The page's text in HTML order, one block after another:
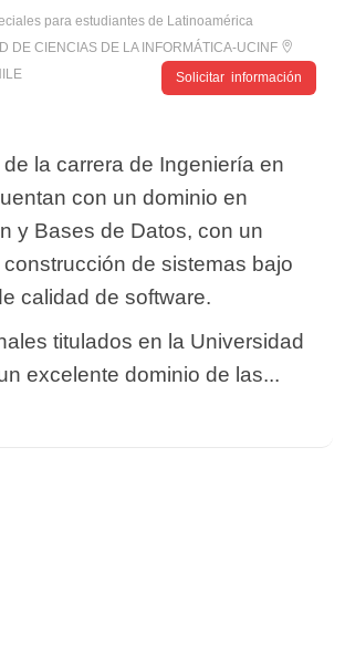
para estudiantes de Latinoamérica
DE CIENCIAS DE LA INFORMÁTICA-UCINF
Solicitar información
la carrera de Ingeniería en
con un dominio en
y Bases de Datos, con un
de sistemas bajo
calidad de software.
titulados en la Universidad
excelente dominio de las...